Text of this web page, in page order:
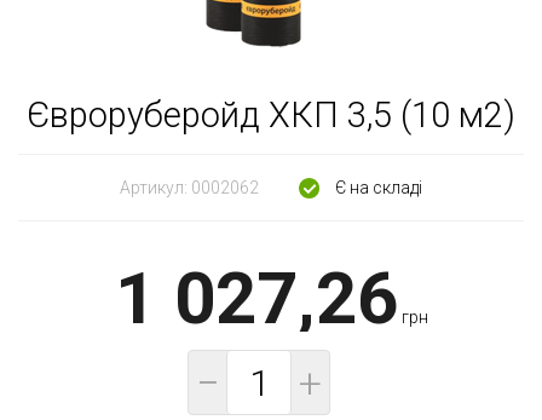
Євроруберойд ХКП 3,5 (10 м2)
Артикул: 0002062 Є на складі
1 027,26 грн
− +